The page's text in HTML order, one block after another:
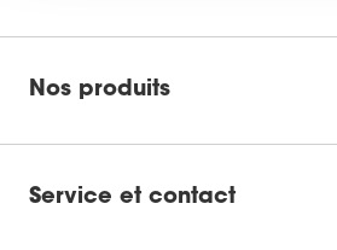
Nos produits
Service et contact